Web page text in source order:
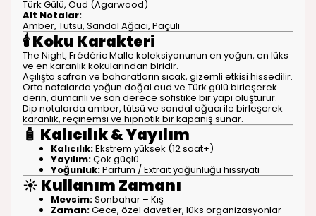
Türk Gülü, Oud (Agarwood)
Alt Notalar:
Amber, Tütsü, Sandal Ağacı, Paçuli
🕯️Koku Karakteri
The Night, Frédéric Malle koleksiyonunun en yoğun, en lüks
ve en karanlık kokularından biridir.
Açılışta safran ve baharatların sıcak, gizemli etkisi hissedilir.
Orta notalarda yoğun doğal oud ve Türk gülü birleşerek
derin, dumanlı ve son derece sofistike bir yapı oluşturur.
Dip notalarda amber, tütsü ve sandal ağacı ile birleşerek
karanlık, reçinemsi ve hipnotik bir kapanış sunar.
🧴 Kalıcılık & Yayılım
Kalıcılık:Ekstrem yüksek (12 saat+)
Yayılım:Çok güçlü
Yoğunluk:Parfum / Extrait yoğunluğu hissiyatı
☀️ Kullanım Zamanı
Mevsim:Sonbahar – Kış
Zaman:Gece, özel davetler, lüks organizasyonlar